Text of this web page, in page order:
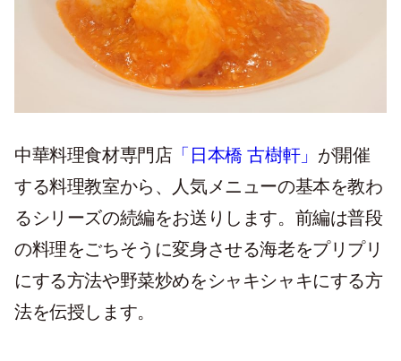
中華料理食材専門店「日本橋 古樹軒」 が開催
する料理教室から、人気メニューの基本を教わ
るシリーズの続編をお送りします。前編は普段
の料理をごちそうに変身させる海老をプリプリ
にする方法や野菜炒めをシャキシャキにする方
法を伝授します。